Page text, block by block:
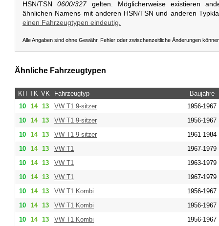
HSN/TSN0600/327gelten. Möglicherweise existieren
ähnlichen Namens mit anderen HSN/TSN und anderen
einen Fahrzeugtypen eindeutig.
Alle Angaben sind ohne Gewähr. Fehler oder zwischenzeitliche Änderungen
Ähnliche Fahrzeugtypen
KH TK VK Fahrzeugtyp
Baujahre
10
14 13 VW T1 9-sitzer
1956-1967
10
14 13 VW T1 9-sitzer
1956-1967
10
14 13 VW T1 9-sitzer
1961-1984
10
14 13 VW T1
1967-1979
10
14 13 VW T1
1963-1979
10
14 13 VW T1
1967-1979
10
14 13 VW T1 Kombi
1956-1967
10
14 13 VW T1 Kombi
1956-1967
10
14 13 VW T1 Kombi
1956-1967